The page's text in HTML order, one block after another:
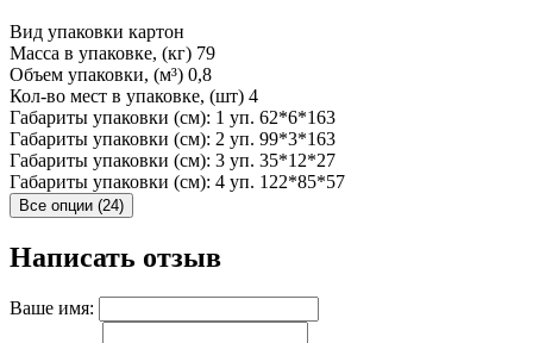
Вид упаковки картон
Масса в упаковке, (кг) 79
Объем упаковки, (м³) 0,8
Кол-во мест в упаковке, (шт) 4
Габариты упаковки (см): 1 уп. 62*6*163
Габариты упаковки (см): 2 уп. 99*3*163
Габариты упаковки (см): 3 уп. 35*12*27
Габариты упаковки (см): 4 уп. 122*85*57
Все опции (24)
Написать отзыв
Ваше имя: